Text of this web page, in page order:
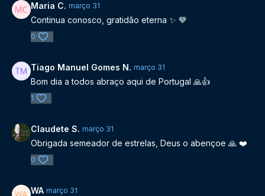
Maria C. março 31
Continua conosco, gratidão eterna ✨️ 💙
0
Tiago Manuel Gomes N. março 31
Bom dia a todos abraço aqui de Portugal 🙏👍
1
Claudete S. março 31
Obrigada semeador de estrelas, Deus o abençoe 🙏 ❤️
0
WA março 31